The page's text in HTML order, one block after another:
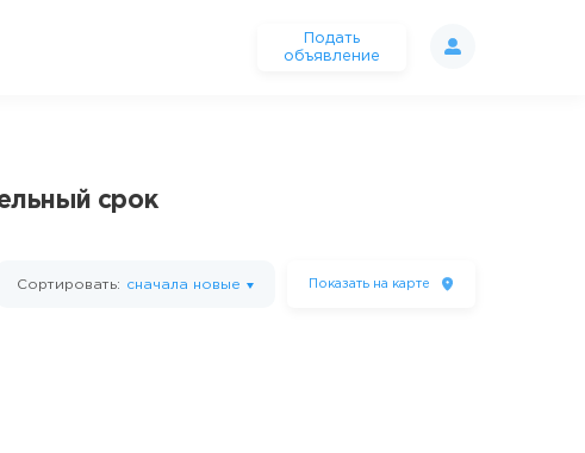
Подать
объявление
срок
Сортировать: сначала новые Показать на карте